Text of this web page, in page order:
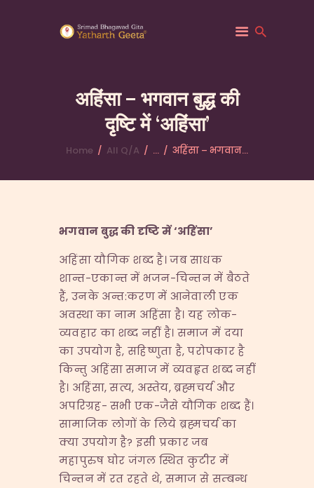
अहिंसा – भगवान बुद्ध की
दृष्टि में ‘अहिंसा’
Home All Q/A ... अहिंसा – भगवान...
ABOUT YATHARTH
भगवानबुद्धकीदृष्टिमें‘अहिंसा’
अहिंसा यौगिक शब्द है। जब साधक
शान्त-एकान्त में भजन-चिन्तन में बैठते
हैं, उनके अन्त:करण में आनेवाली एक
अवस्था का नाम अहिंसा है। यह लोक-
व्यवहार का शब्द नहीं है। समाज में दया
का उपयोग है, सहिष्णुता है, परोपकार है
किन्तु अहिंसा समाज में व्यवहृत शब्द नहीं
है। अहिंसा, सत्य, अस्तेय, ब्रह्मचर्य और
अपरिग्रह- सभी एक-जैसे यौगिक शब्द हैं।
सामाजिक लोगों के लिये ब्रह्मचर्य का
क्या उपयोग है? इसी प्रकार जब
महापुरुष घोर जंगल स्थित कुटीर में
चिन्तन में रत रहते थे, समाज से सम्बन्ध